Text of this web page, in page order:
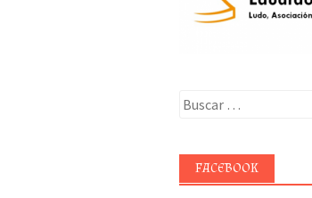
Buscar:
FACEBOOK